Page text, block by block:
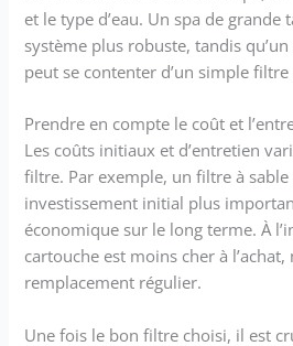
et le type d’eau. Un spa de grande
système plus robuste, tandis
peut se contenter d’un simple filtre
Prendre en compte le coût et
Les coûts initiaux et d’entretien
filtre. Par exemple, un filtre à
investissement initial plus
économique sur le long terme. À
cartouche est moins cher à l’achat,
remplacement régulier.
Une fois le bon filtre choisi, il est